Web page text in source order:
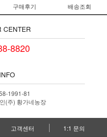
구매후기 배송조회
CENTER
8820
1991-81
(주) 황가네농장
고객센터 1:1 문의